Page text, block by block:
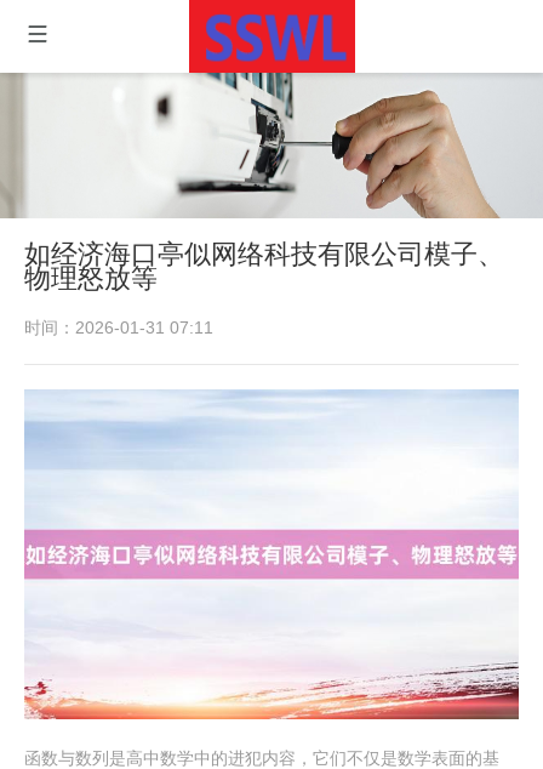
如经济海口亭似网络科技有限公司模子、
物理怒放等
时间：2026-01-31 07:11
函数与数列是高中数学中的进犯内容，它们不仅是数学表面的基